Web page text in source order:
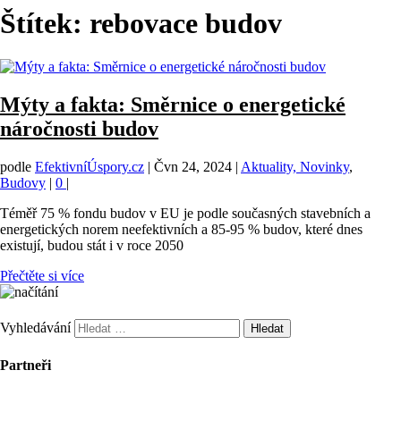
Štítek: rebovace budov
Mýty a fakta: Směrnice o energetické
náročnosti budov
podle EfektivníÚspory.cz | Čvn 24, 2024 | Aktuality, Novinky,
Budovy | 0 |
Téměř 75 % fondu budov v EU je podle současných stavebních a
energetických norem neefektivních a 85-95 % budov, které dnes
existují, budou stát i v roce 2050
Přečtěte si více
Vyhledávání
Partneři